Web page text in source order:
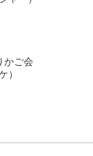
かご会
）